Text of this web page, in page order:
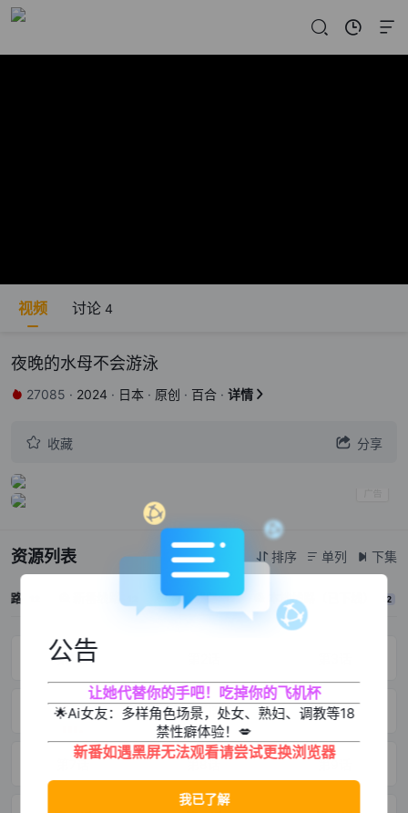
视频 讨论 4
夜晚的水母不会游泳
 27085 · 2024 · 日本 · 原创 · 百合 · 详情 
 收藏  分享
资源列表  排序  单列  下集
路 存储线路 12 本地线路（已下线） 12
第1话
第4话 第5话 第6话
第7话 第8话 第9话
公告
让她代替你的手吧！吃掉你的飞机杯
🌟Ai女友：多样角色场景，处女、熟妇、调教等18
禁性癖体验！💋
新番如遇黑屏无法观看请尝试更换浏览器